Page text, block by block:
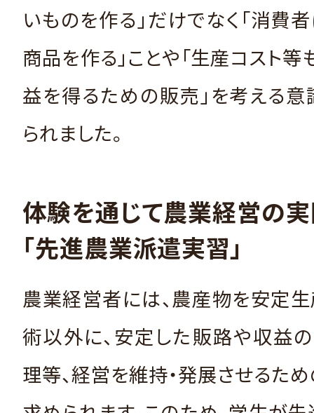
いものを作る」だけでなく「消費
商品を作る」ことや「生産コスト等
益を得るための販売」を考える
られました。
体験を通じて農業経営の
「先進農業派遣実習」
農業経営者には、農産物を安定
術以外に、安定した販路や収益
理等、経営を維持・発展させるた